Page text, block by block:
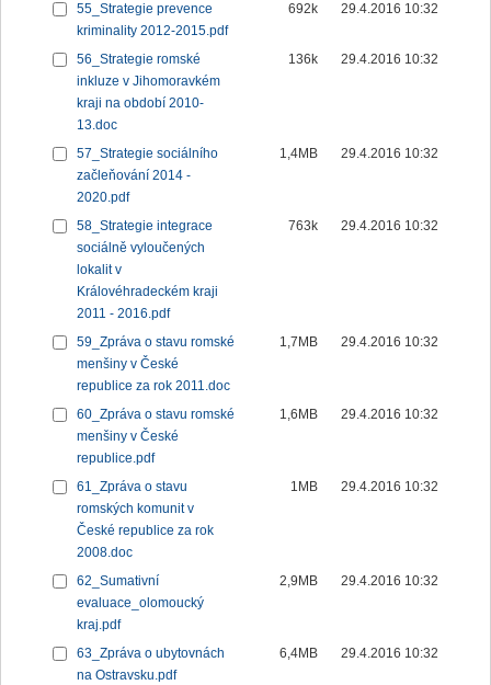
55_Strategie prevence
kriminality 2012-2015.pdf
692k 29.4.2016 10:32
56_Strategie romské
inkluze v Jihomoravkém
kraji na období 2010-
13.doc
136k 29.4.2016 10:32
57_Strategie sociálního
začleňování 2014 -
2020.pdf
1,4MB 29.4.2016 10:32
58_Strategie integrace
sociálně vyloučených
lokalit v
Královéhradeckém kraji
2011 - 2016.pdf
763k 29.4.2016 10:32
59_Zpráva o stavu romské
menšiny v České
republice za rok 2011.doc
1,7MB 29.4.2016 10:32
60_Zpráva o stavu romské
menšiny v České
republice.pdf
1,6MB 29.4.2016 10:32
61_Zpráva o stavu
romských komunit v
České republice za rok
2008.doc
1MB 29.4.2016 10:32
62_Sumativní
evaluace_olomoucký
kraj.pdf
2,9MB 29.4.2016 10:32
63_Zpráva o ubytovnách
na Ostravsku.pdf
6,4MB 29.4.2016 10:32